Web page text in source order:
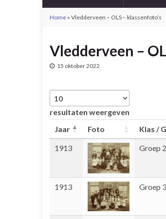
Home » Vledderveen – OLS – klassenfoto’s
Vledderveen –
15 oktober 2022
resultaten weergeven
Jaar Foto Klas /
1913 Groep 2
1913 Groep 3